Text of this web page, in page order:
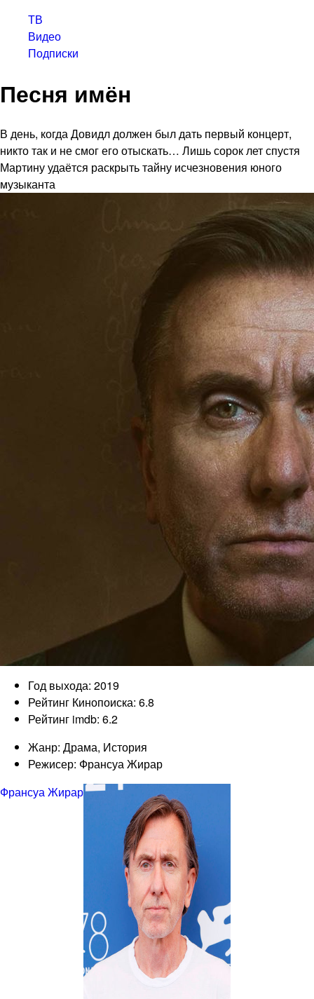
ТВ
Видео
Подписки
Песня имён
В день, когда Довидл должен был дать первый концерт,
никто так и не смог его отыскать… Лишь сорок лет спустя
Мартину удаётся раскрыть тайну исчезновения юного
музыканта
Год выхода: 2019
Рейтинг Кинопоиска: 6.8
Рейтинг imdb: 6.2
Жанр: Драма, История
Режисер: Франсуа Жирар
Франсуа Жирар